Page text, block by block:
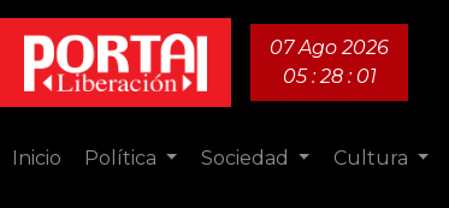
07 Ago 2026
05 : 28 : 03
Inicio Política Sociedad Cultura